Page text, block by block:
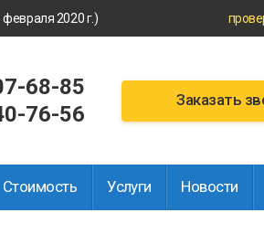
2020 г.)
68-85
76-56
Заказать
Стоимость Услуги Новости